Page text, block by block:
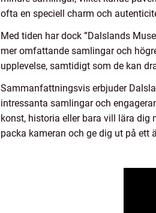
ofta en speciell charm och
Med tiden har dock ”Dalslands
mer omfattande samlingar och
upplevelse, samtidigt som de kan
Sammanfattningsvis erbjuder
intressanta samlingar och
konst, historia eller bara vill lära dig
packa kameran och ge dig ut på ett